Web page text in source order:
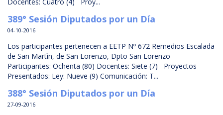
389° Sesión Diputados por un Día
04-10-2016
Los participantes pertenecen a EETP Nº 672 Remedios Escalada
de San Martìn, de San Lorenzo, Dpto San Lorenzo
Participantes: Ochenta (80) Docentes: Siete (7) Proyectos
Presentados: Ley: Nueve (9) Comunicación: T...
388° Sesión Diputados por un Día
27-09-2016